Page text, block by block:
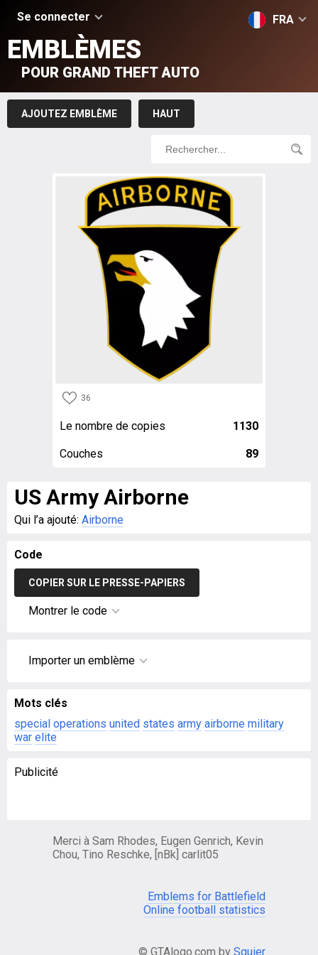
Se connecter FRA
EMBLÈMES
POUR GRAND THEFT AUTO
AJOUTEZ EMBLÈME HAUT
36
Le nombre de copies 1130
Couches 89
US Army Airborne
Qui l’a ajouté: Airborne
Code
COPIER SUR LE PRESSE-PAPIERS
Montrer le code
Importer un emblème
Mots clés
special operations united states army airborne military
war elite
Publicité
Merci à Sam Rhodes, Eugen Genrich, Kevin
Chou, Tino Reschke, [nBk] carlit05
Emblems for Battlefield
Online football statistics
© GTAlogo.com by Squier